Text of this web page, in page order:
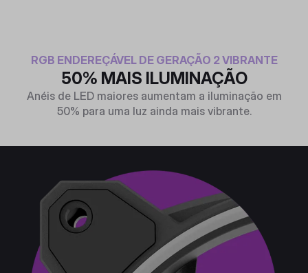
RGB ENDEREÇÁVEL DE GERAÇÃO 2 VIBRANTE
50% MAIS ILUMINAÇÃO
Anéis de LED maiores aumentam a iluminação em
50% para uma luz ainda mais vibrante.